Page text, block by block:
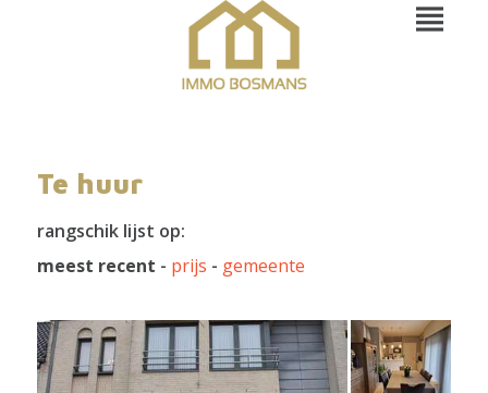
Te huur
rangschik lijst op:
meest recent - prijs - gemeente